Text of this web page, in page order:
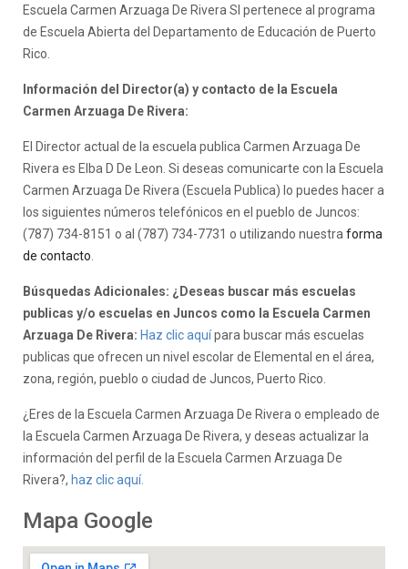
Escuela Carmen Arzuaga De Rivera SI pertenece al programa
de Escuela Abierta del Departamento de Educación de Puerto
Rico.
Información del Director(a) y contacto de la Escuela
Carmen Arzuaga De Rivera:
El Director actual de la escuela publica Carmen Arzuaga De
Rivera es Elba D De Leon. Si deseas comunicarte con la Escuela
Carmen Arzuaga De Rivera (Escuela Publica) lo puedes hacer a
los siguientes números telefónicos en el pueblo de Juncos:
(787) 734-8151 o al (787) 734-7731 o utilizando nuestra forma
de contacto
Búsquedas Adicionales: ¿Deseas buscar más escuelas
publicas y/o escuelas en Juncos como la Escuela Carmen
Arzuaga De Rivera: Haz clic aquípara buscar más escuelas
publicas que ofrecen un nivel escolar de Elemental en el área,
zona, región, pueblo o ciudad de Juncos, Puerto Rico.
¿Eres de la Escuela Carmen Arzuaga De Rivera o empleado de
la Escuela Carmen Arzuaga De Rivera, y deseas actualizar la
información del perfil de la Escuela Carmen Arzuaga De
Rivera?, haz clic aquí.
Mapa Google